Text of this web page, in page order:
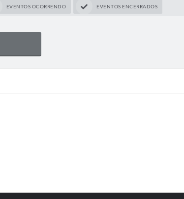
EVENTOS OCORRENDO EVENTOS ENCERRADOS